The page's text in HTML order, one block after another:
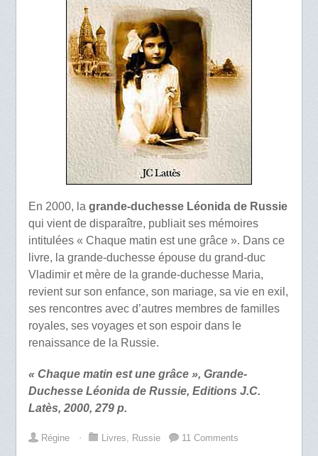
En 2000, la grande-duchesse Léonida de Russie
qui vient de disparaître, publiait ses mémoires
intitulées « Chaque matin est une grâce ». Dans ce
livre, la grande-duchesse épouse du grand-duc
Vladimir et mère de la grande-duchesse Maria,
revient sur son enfance, son mariage, sa vie en exil,
ses rencontres avec d’autres membres de familles
royales, ses voyages et son espoir dans le
renaissance de la Russie.
« Chaque matin est une grâce », Grande-
Duchesse Léonida de Russie, Editions J.C.
Latès, 2000, 279 p.
Régine ⋅ Livres Russie 11 Comments